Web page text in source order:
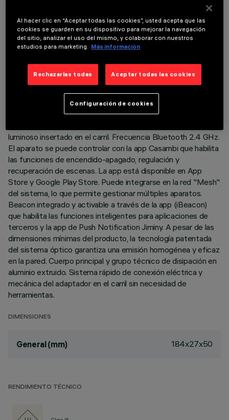
DATOS TÉCNICOS
ÚLTIMA ACTUALIZACIÓN: 03/08/2026
Módulo lineal fijo Wall Washer completo con adaptador para
instalación en carril de baja tensión 48V. El adaptador de
material termoplástico incluye el circuito driver DC/DC con
protocolo Bluetooth. La tecnología integrada «Bluetooth
luminoso insertado en el carril. Frecuencia Bluetooth 2.4 GHz.
El aparato se puede controlar con la app Casambi que habilita
las funciones de encendido-apagado, regulación y
recuperación de escenas. La app está disponible en App
Store y Google Play Store. Puede integrarse en la red "Mesh"
del sistema, lo que permite gestionar múltiples aparatos.
Beacon integrado y activable a través de la app (iBeacon)
que habilita las funciones inteligentes para aplicaciones de
terceros y la app de Push Notification Jiminy. A pesar de las
dimensiones mínimas del producto, la tecnología patentada
del sistema óptico garantiza una emisión homogénea y eficaz
en la pared. Cuerpo principal y grupo técnico de disipación en
aluminio extruido. Sistema rápido de conexión eléctrica y
mecánica del adaptador en el carril sin necesidad de
herramientas.
DIMENSIONES
General (mm) 184x27x50
RENDIMIENTO TÉCNICO
Al hacer clic en “Aceptar todas las cookies”, usted acepta que las
cookies se guarden en su dispositivo para mejorar la navegación
del sitio, analizar el uso del mismo, y colaborar con nuestros
estudios para marketing.
Más información
Rechazarlas todas Aceptar todas las cookies
Configuración de cookies